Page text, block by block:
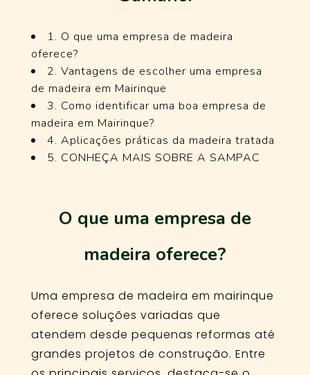
1. O que uma empresa de madeira
oferece?
2. Vantagens de escolher uma empresa
de madeira em Mairinque
3. Como identificar uma boa empresa de
madeira em Mairinque?
4. Aplicações práticas da madeira tratada
5. CONHEÇA MAIS SOBRE A SAMPAC
O que uma empresa de
madeira oferece?
Uma empresa de madeira em mairinque
oferece soluções variadas que
atendem desde pequenas reformas até
grandes projetos de construção. Entre